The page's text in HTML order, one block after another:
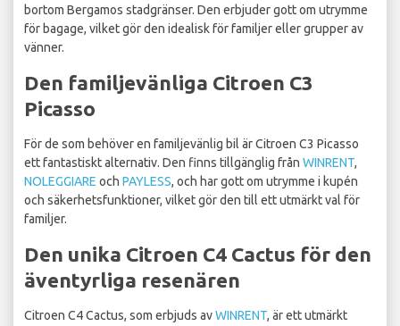
bortom Bergamos stadgränser. Den erbjuder gott om utrymme
för bagage, vilket gör den idealisk för familjer eller grupper av
vänner.
Den familjevänliga Citroen C3
Picasso
För de som behöver en familjevänlig bil är Citroen C3 Picasso
ett fantastiskt alternativ. Den finns tillgänglig från WINRENT,
NOLEGGIARE och PAYLESS, och har gott om utrymme i kupén
och säkerhetsfunktioner, vilket gör den till ett utmärkt val för
familjer.
Den unika Citroen C4 Cactus för den
äventyrliga resenären
Citroen C4 Cactus, som erbjuds avWINRENT, är ett utmärkt